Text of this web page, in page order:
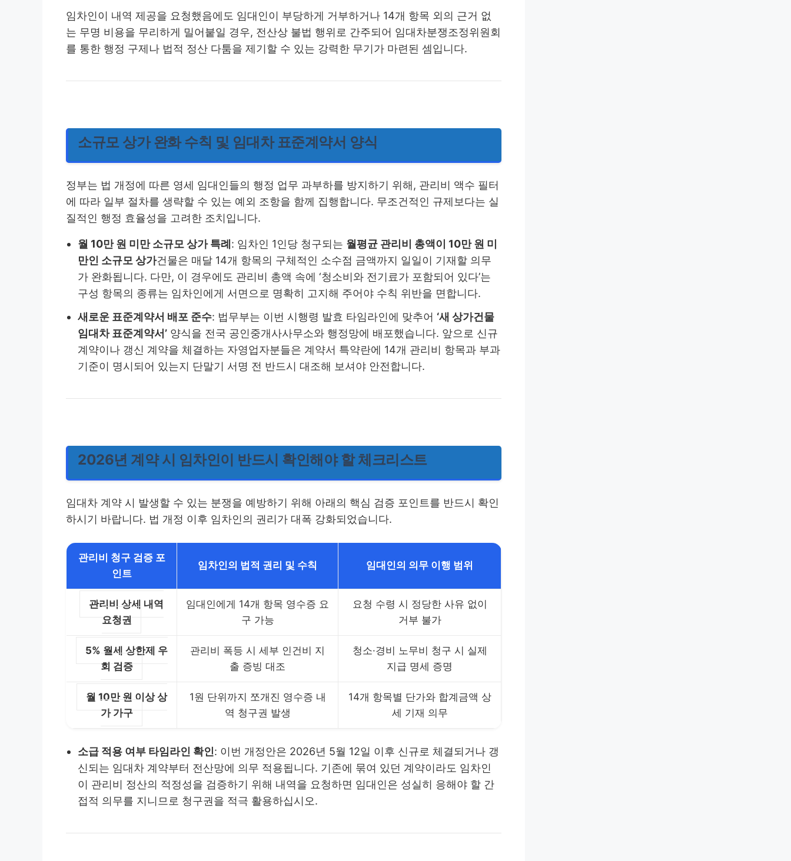
임차인이 내역 제공을 요청했음에도 임대인이 부당하게 거부하거나 14개 항목 외의 근거 없
는 무명 비용을 무리하게 밀어붙일 경우, 전산상 불법 행위로 간주되어 임대차분쟁조정위원회
를 통한 행정 구제나 법적 정산 다툼을 제기할 수 있는 강력한 무기가 마련된 셈입니다.
소규모 상가 완화 수칙 및 임대차 표준계약서 양식
정부는 법 개정에 따른 영세 임대인들의 행정 업무 과부하를 방지하기 위해, 관리비 액수 필터
에 따라 일부 절차를 생략할 수 있는 예외 조항을 함께 집행합니다. 무조건적인 규제보다는 실
질적인 행정 효율성을 고려한 조치입니다.
월 10만 원 미만 소규모 상가 특례 : 임차인 1인당 청구되는 월평균 관리비 총액이 10만 원 미
만인 소규모 상가건물은 매달 14개 항목의 구체적인 소수점 금액까지 일일이 기재할 의무
가 완화됩니다. 다만, 이 경우에도 관리비 총액 속에 ‘청소비와 전기료가 포함되어 있다’는
구성 항목의 종류는 임차인에게 서면으로 명확히 고지해 주어야 수칙 위반을 면합니다.
새로운 표준계약서 배포 준수: 법무부는 이번 시행령 발효 타임라인에 맞추어 ‘새 상가건물
임대차 표준계약서’ 양식을 전국 공인중개사사무소와 행정망에 배포했습니다. 앞으로 신규
계약이나 갱신 계약을 체결하는 자영업자분들은 계약서 특약란에 14개 관리비 항목과 부과
기준이 명시되어 있는지 단말기 서명 전 반드시 대조해 보셔야 안전합니다.
2026년 계약 시 임차인이 반드시 확인해야 할 체크리스트
임대차 계약 시 발생할 수 있는 분쟁을 예방하기 위해 아래의 핵심 검증 포인트를 반드시 확인
하시기 바랍니다. 법 개정 이후 임차인의 권리가 대폭 강화되었습니다.
관리비 청구 검증 포
인트
임차인의 법적 권리 및 수칙 임대인의 의무 이행 범위
관리비 상세 내역
요청권
임대인에게 14개 항목 영수증 요
구 가능
요청 수령 시 정당한 사유 없이
거부 불가
5% 월세 상한제 우
회 검증
관리비 폭등 시 세부 인건비 지
출 증빙 대조
청소·경비 노무비 청구 시 실제
지급 명세 증명
월 10만 원 이상 상
가 가구
1원 단위까지 쪼개진 영수증 내
역 청구권 발생
14개 항목별 단가와 합계금액 상
세 기재 의무
소급 적용 여부 타임라인 확인: 이번 개정안은 2026년 5월 12일 이후 신규로 체결되거나 갱
신되는 임대차 계약부터 전산망에 의무 적용됩니다. 기존에 묶여 있던 계약이라도 임차인
이 관리비 정산의 적정성을 검증하기 위해 내역을 요청하면 임대인은 성실히 응해야 할 간
접적 의무를 지니므로 청구권을 적극 활용하십시오.